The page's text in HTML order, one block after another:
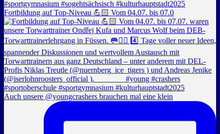
Fortbildung auf Top-Niveau 💪🏻 Vom 04.07. bis 07.0
Auch unsere @youngcrashers brauchen mal eine klein